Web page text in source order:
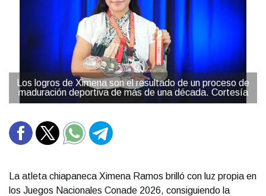
Los logros de Ximena son el resultado de un proceso de
maduración deportiva de más de una década. Cortesía
La atleta chiapaneca Ximena Ramos brilló con luz propia en
los Juegos Nacionales Conade 2026, consiguiendo la